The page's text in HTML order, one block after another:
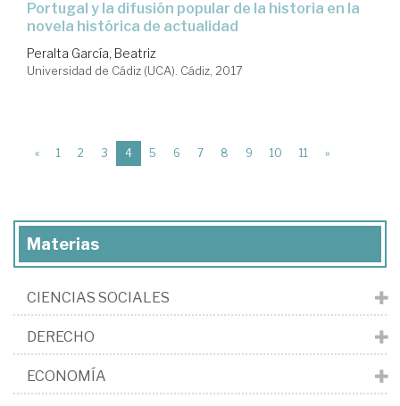
Portugal y la difusión popular de la historia en la
novela histórica de actualidad
Peralta García, Beatriz
Universidad de Cádiz (UCA). Cádiz, 2017
« 1 2 3 4(current)
5 6 7 8 9 10 11 »
Materias
CIENCIAS SOCIALES
DERECHO
ECONOMÍA